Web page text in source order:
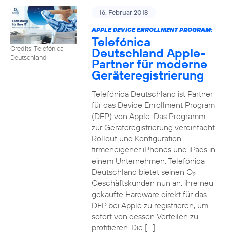
Credits: Telefónica
Deutschland
16. Februar 2018
APPLE DEVICE ENROLLMENT PROGRAM:
Telefónica
Deutschland Apple-
Partner für moderne
Geräteregistrierung
Telefónica Deutschland ist Partner
für das Device Enrollment Program
(DEP) von Apple. Das Programm
zur Geräteregistrierung vereinfacht
Rollout und Konfiguration
firmeneigener iPhones und iPads in
einem Unternehmen. Telefónica
Deutschland bietet seinen O2
Geschäftskunden nun an, ihre neu
gekaufte Hardware direkt für das
DEP bei Apple zu registrieren, um
sofort von dessen Vorteilen zu
profitieren. Die […]